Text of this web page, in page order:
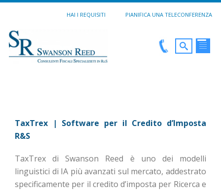
HAI I REQUISITI PIANIFICA UNA TELECONFERENZA
TaxTrex | Software per il Credito d’Imposta
R&S
TaxTrex di Swanson Reed è uno dei modelli
linguistici di IA più avanzati sul mercato, addestrato
specificamente per il credito d’imposta per Ricerca e